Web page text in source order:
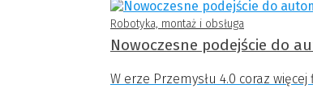
Robotyka, montaż i obsługa
Nowoczesne podejście do
W erze Przemysłu 4.0 coraz